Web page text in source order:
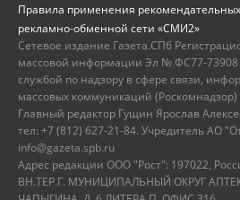
Правила применения
рекламно-обменной сети «СМИ2»
Сетевое издание Газета.СПб
массовой информации Эл № ФС77-
службой по надзору в сфере связи,
массовых коммуникаций (Роскомнадзор)
Главный редактор Гущин Ярослав
тел: +7 (812) 627-21-84. Учредитель АО
info@gazeta.spb.ru
Адрес редакции ООО "Рост": 197022,
ВН.ТЕР.Г. МУНИЦИПАЛЬНЫЙ ОКРУГ